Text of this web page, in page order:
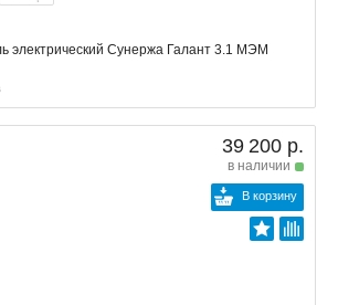
электрический Сунержа Галант 3.1 МЭМ
39 200 р.
в наличии
В корзину